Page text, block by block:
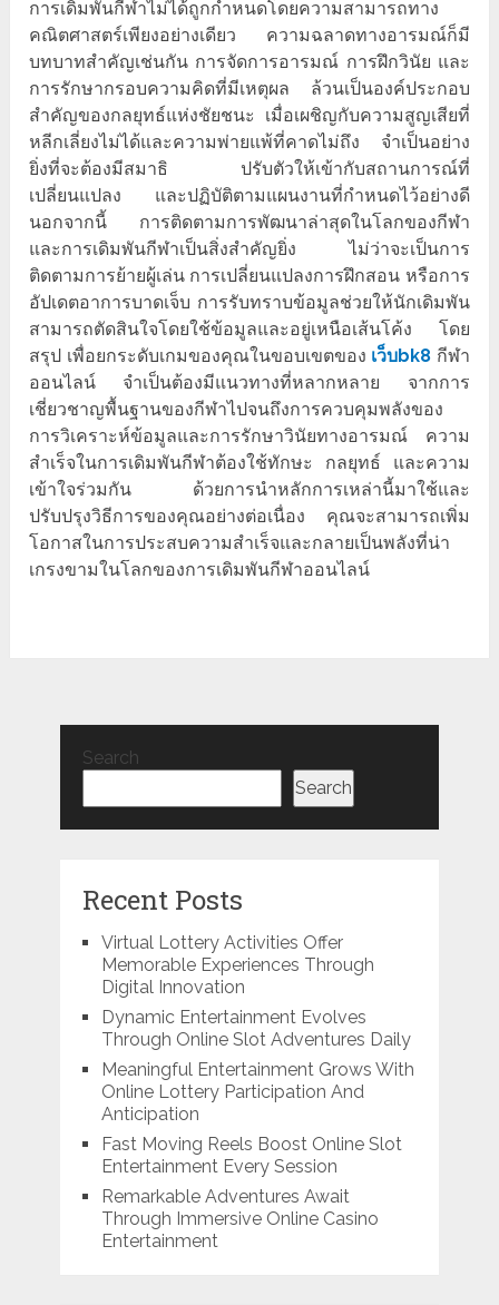
การเดิมพันกีฬาไม่ได้ถูกกำหนดโดยความสามารถทาง
คณิตศาสตร์เพียงอย่างเดียว ความฉลาดทางอารมณ์ก็มี
บทบาทสำคัญเช่นกัน การจัดการอารมณ์ การฝึกวินัย และ
การรักษากรอบความคิดที่มีเหตุผล ล้วนเป็นองค์ประกอบ
สำคัญของกลยุทธ์แห่งชัยชนะ เมื่อเผชิญกับความสูญเสียที่
หลีกเลี่ยงไม่ได้และความพ่ายแพ้ที่คาดไม่ถึง จำเป็นอย่าง
ยิ่งที่จะต้องมีสมาธิ ปรับตัวให้เข้ากับสถานการณ์ที่
เปลี่ยนแปลง และปฏิบัติตามแผนงานที่กำหนดไว้อย่างดี
นอกจากนี้ การติดตามการพัฒนาล่าสุดในโลกของกีฬา
และการเดิมพันกีฬาเป็นสิ่งสำคัญยิ่ง ไม่ว่าจะเป็นการ
ติดตามการย้ายผู้เล่น การเปลี่ยนแปลงการฝึกสอน หรือการ
อัปเดตอาการบาดเจ็บ การรับทราบข้อมูลช่วยให้นักเดิมพัน
สามารถตัดสินใจโดยใช้ข้อมูลและอยู่เหนือเส้นโค้ง โดย
สรุป เพื่อยกระดับเกมของคุณในขอบเขตของ เว็บbk8 กีฬา
ออนไลน์ จำเป็นต้องมีแนวทางที่หลากหลาย จากการ
เชี่ยวชาญพื้นฐานของกีฬาไปจนถึงการควบคุมพลังของ
การวิเคราะห์ข้อมูลและการรักษาวินัยทางอารมณ์ ความ
สำเร็จในการเดิมพันกีฬาต้องใช้ทักษะ กลยุทธ์ และความ
เข้าใจร่วมกัน ด้วยการนำหลักการเหล่านี้มาใช้และ
ปรับปรุงวิธีการของคุณอย่างต่อเนื่อง คุณจะสามารถเพิ่ม
โอกาสในการประสบความสำเร็จและกลายเป็นพลังที่น่า
เกรงขามในโลกของการเดิมพันกีฬาออนไลน์
Search
Search
Recent Posts
Virtual Lottery Activities Offer
Memorable Experiences Through
Digital Innovation
Dynamic Entertainment Evolves
Through Online Slot Adventures Daily
Meaningful Entertainment Grows With
Online Lottery Participation And
Anticipation
Fast Moving Reels Boost Online Slot
Entertainment Every Session
Remarkable Adventures Await
Through Immersive Online Casino
Entertainment